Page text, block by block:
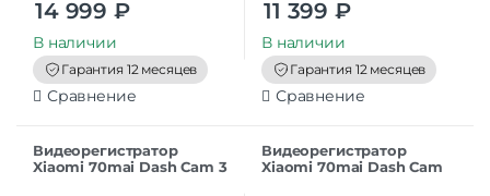
t
o
f
5
14 999 ₽
В наличии
Гарантия 12 месяцев
Сравнение
t
o
f
5
11 399 ₽
В наличии
Гарантия 12 месяцев
Сравнение
Видеорегистратор
Xiaomi 70mai Dash Cam 3
Видеорегистратор
Xiaomi 70mai Dash Cam